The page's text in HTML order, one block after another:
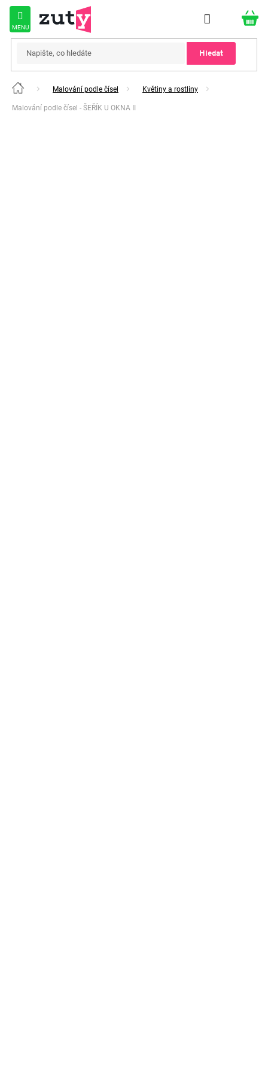
Přejít
obsah
Hledat
Domů Malování podle čísel Květiny a rostliny
Malování podle čísel - ŠEŘÍK U OKNA II